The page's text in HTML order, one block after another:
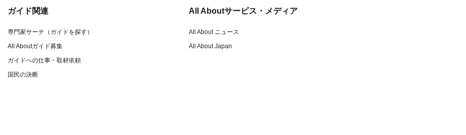
ガイド関連
専門家サーチ（ガイドを探す）
All Aboutガイド募集
ガイドへの仕事・取材依頼
国民の決断
All Aboutサービス・メディア
All About ニュース
All About Japan